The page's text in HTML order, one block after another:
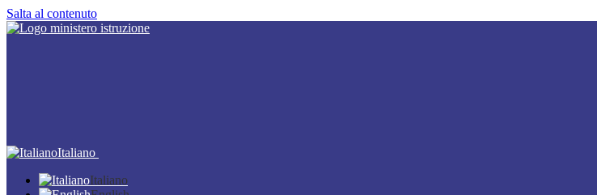
Salta al contenuto
Italiano
Italiano